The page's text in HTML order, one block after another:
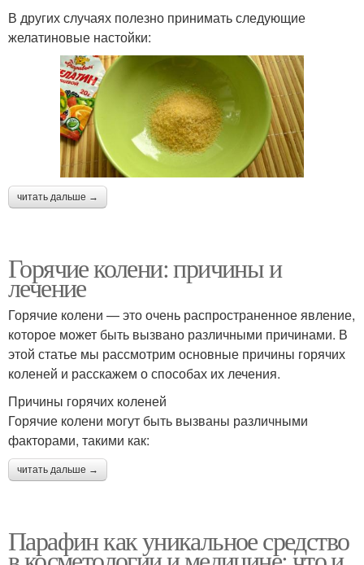
В других случаях полезно принимать следующие
желатиновые настойки:
читать дальше →
Горячие колени: причины и
лечение
Горячие колени — это очень распространенное явление,
которое может быть вызвано различными причинами. В
этой статье мы рассмотрим основные причины горячих
коленей и расскажем о способах их лечения.
Причины горячих коленей
Горячие колени могут быть вызваны различными
факторами, такими как:
читать дальше →
Парафин как уникальное средство